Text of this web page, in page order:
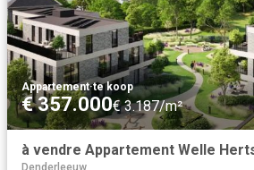
Appartement·te koop
€ 357.000€ 3.187/m²
à vendre Appartement Welle
Denderleeuw